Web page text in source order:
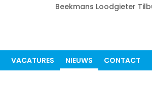
Beekmans Loodgieter
VACATURES NIEUWS CONTACT